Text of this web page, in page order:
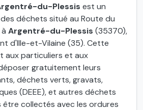
du-Plessis est un
déchets situé au Route du
Argentré-du-Plessis (35370),
d'Ille-et-Vilaine (35). Cette
aux particuliers et aux
gratuitement leurs
déchets verts, gravats,
(DEEE), et autres déchets
être collectés avec les ordures